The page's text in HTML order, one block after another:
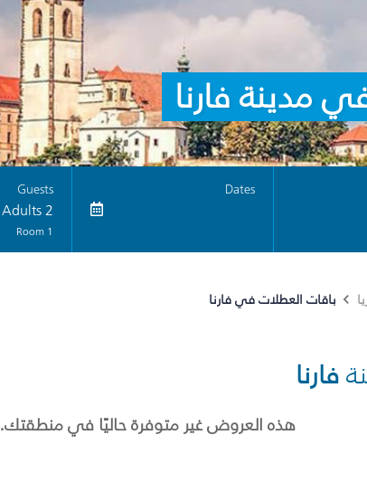
مدينة فارنا
Dates
Guests
2 Adults
1 Room
باقات العطلات في فارنا
فارنا
هذه العروض غير متوفرة حاليًا في منطقتك.